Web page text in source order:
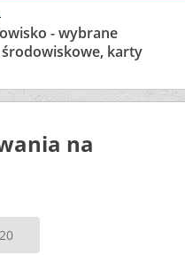
- wybrane
karty
na